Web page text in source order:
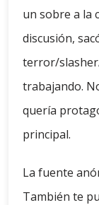
un sobre a la
discusión,
terror/
trabajando.
quería
principal.
La fuente
También te